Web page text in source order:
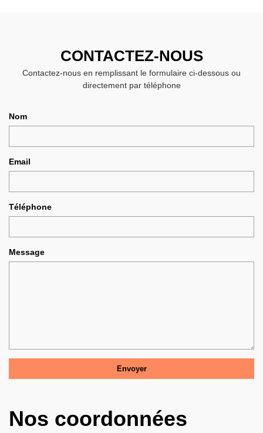
CONTACTEZ-NOUS
Contactez-nous en remplissant le formulaire ci-dessous ou
directement par téléphone
Nom
Email
Téléphone
Message
Nos coordonnées